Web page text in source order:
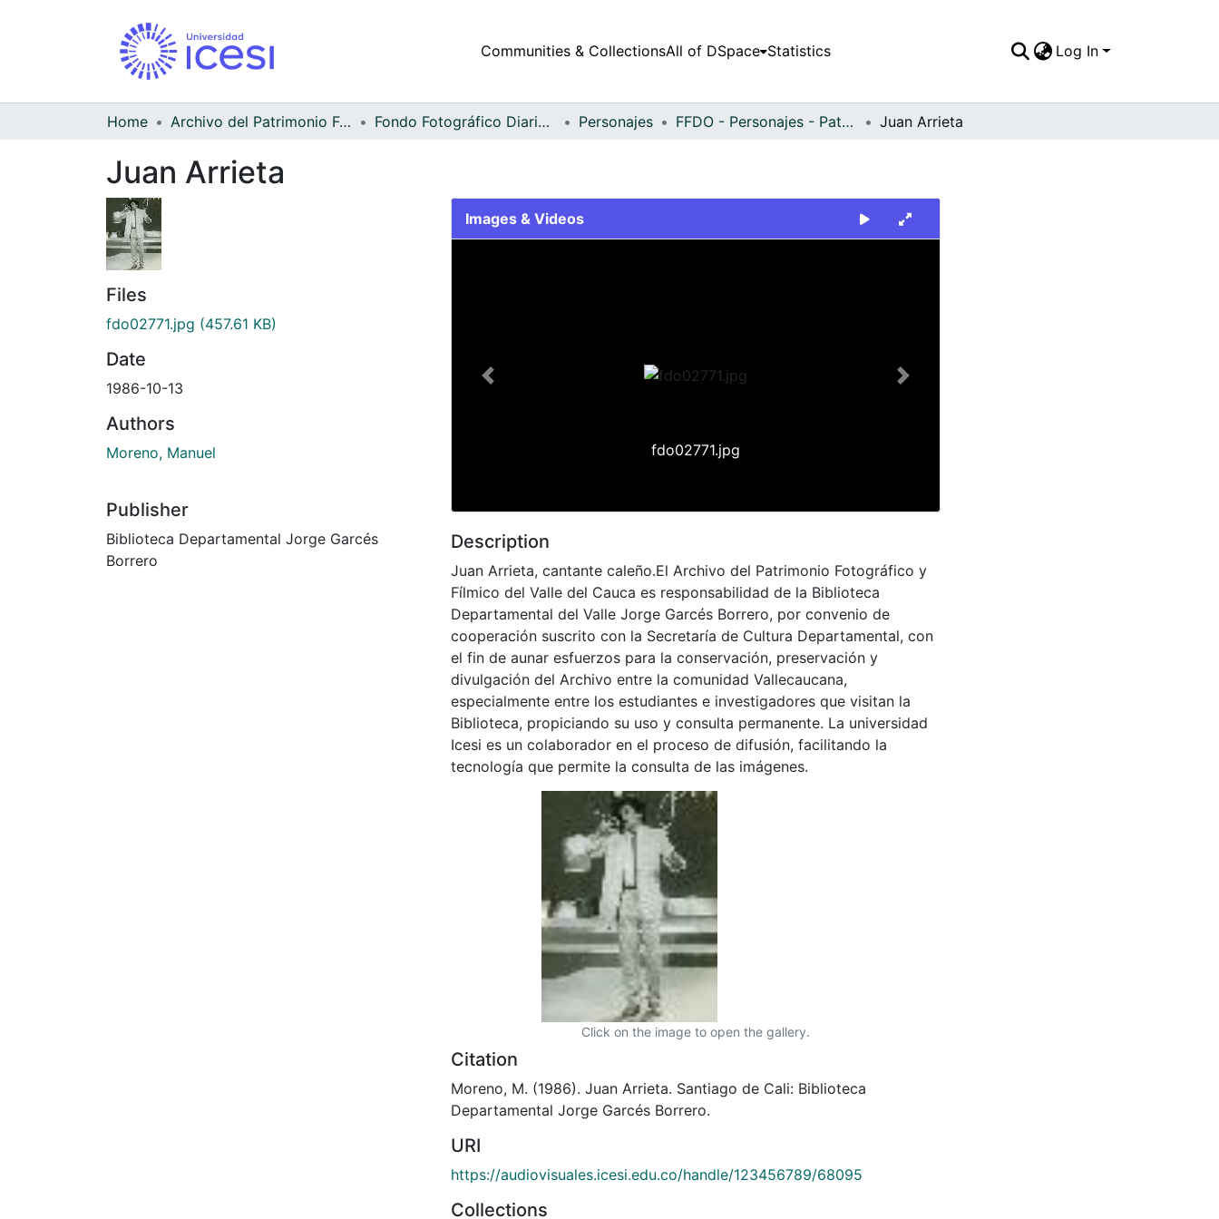
Communities & CollectionsAll of DSpace Statistics Log In
Home Archivo del Patrimonio Fotográfico y Fílmico del Valle del Cauca Fondo Fotográfico Diario Occidente Personajes FFDO - Personajes - Patrimonial Juan Arrieta
Juan Arrieta
Files
fdo02771.jpg (457.61 KB)
Date
1986-10-13
Authors
Moreno, Manuel
Publisher
Biblioteca Departamental Jorge Garcés
Borrero
Images & Videos
fdo02771.jpg
Previous Next
Description
Juan Arrieta, cantante caleño.El Archivo del Patrimonio Fotográfico y
Fílmico del Valle del Cauca es responsabilidad de la Biblioteca
Departamental del Valle Jorge Garcés Borrero, por convenio de
cooperación suscrito con la Secretaría de Cultura Departamental, con
el fin de aunar esfuerzos para la conservación, preservación y
divulgación del Archivo entre la comunidad Vallecaucana,
especialmente entre los estudiantes e investigadores que visitan la
Biblioteca, propiciando su uso y consulta permanente. La universidad
Icesi es un colaborador en el proceso de difusión, facilitando la
tecnología que permite la consulta de las imágenes.
Click on the image to open the gallery.
Citation
Moreno, M. (1986). Juan Arrieta. Santiago de Cali: Biblioteca
Departamental Jorge Garcés Borrero.
URI
https://audiovisuales.icesi.edu.co/handle/123456789/68095
Collections